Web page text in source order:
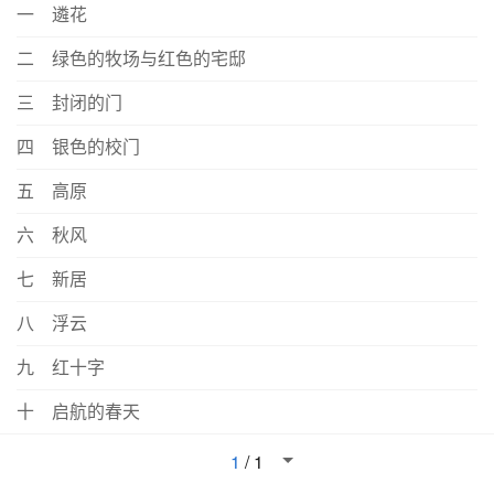
一 遴花
二 绿色的牧场与红色的宅邸
三 封闭的门
四 银色的校门
五 高原
六 秋风
七 新居
八 浮云
九 红十字
十 启航的春天
1 /1